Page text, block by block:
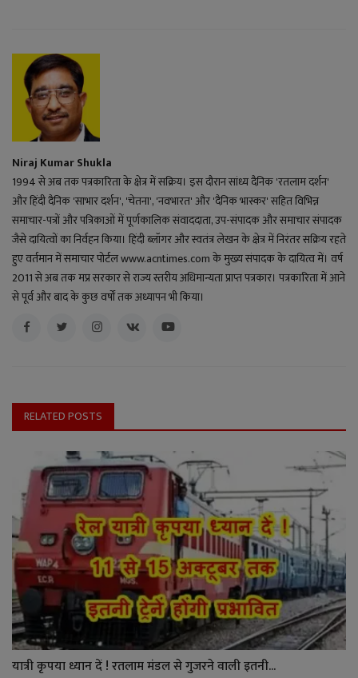
Niraj Kumar Shukla
1994 से अब तक पत्रकारिता के क्षेत्र में सक्रिय। इस दौरान सांध्य दैनिक 'रतलाम दर्शन'
और हिंदी दैनिक 'साभार दर्शन', 'चेतना', 'नवभारत' और 'दैनिक भास्कर' सहित विभिन्न
समाचार-पत्रों और पत्रिकाओं में पूर्णकालिक संवाददाता, उप-संपादक और समाचार संपादक
जैसे दायित्वों का निर्वहन किया। हिंदी ब्लॉगर और स्वतंत्र लेखन के क्षेत्र में निरंतर सक्रिय रहते
हुए वर्तमान में समाचार पोर्टल www.acntimes.com के मुख्य संपादक के दायित्व में। वर्ष
2011 से अब तक मप्र सरकार से राज्य स्तरीय अधिमान्यता प्राप्त पत्रकार। पत्रकारिता में आने
से पूर्व और बाद के कुछ वर्षों तक अध्यापन भी किया।
RELATED POSTS
यात्री कृपया ध्यान दें ! रतलाम मंडल से गुजरने वाली इतनी...